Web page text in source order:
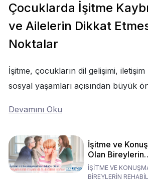
Çocuklarda İşitme
ve Ailelerin Dikkat
Noktalar
İşitme, çocukların dil gelişimi,
sosyal yaşamları açısından büyük
Devamını Oku
İşitme ve
Olan Bireylerin
Babaların
İŞİTME VE
BİREYLERİN